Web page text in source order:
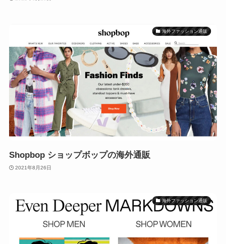
海外ファッション通販
Shopbop ショップボップの海外通販
2021年8月26日
海外ファッション通販